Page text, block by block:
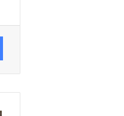
Facebook